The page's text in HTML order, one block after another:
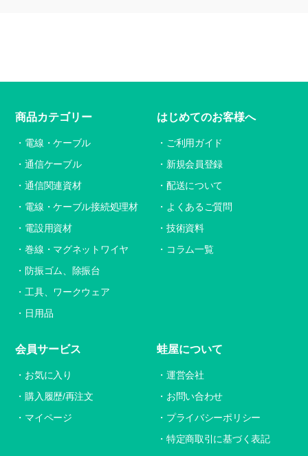
商品カテゴリー
電線・ケーブル
通信ケーブル
通信関連資材
電線・ケーブル接続処理材
電設用資材
巻線・マグネットワイヤ
防振ゴム、除振台
工具、ワークウェア
日用品
はじめてのお客様へ
ご利用ガイド
新規会員登録
配送について
よくあるご質問
技術資料
コラム一覧
会員サービス
お気に入り
購入履歴/再注文
マイページ
蛙屋について
運営会社
お問い合わせ
プライバシーポリシー
特定商取引に基づく表記